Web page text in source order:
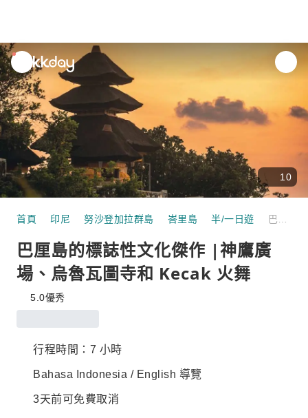
unread
notifications
10
首頁 印尼 努沙登加拉群島 峇里島 半/一日遊
巴厘島的標誌性文化傑作 |神鷹廣
場、烏魯瓦圖寺和 Kecak 火舞
5.0優秀
行程時間：7 小時
Bahasa Indonesia / English 導覽
3天前可免費取消